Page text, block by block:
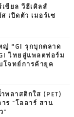
ชียล วีฮีเคิลส์
เปิดตัว เมอร์เซ
“GI รุกบุกตลาด
ไทยสู่แพลตฟอร์ม
โจทย์การค้ายุค
พลาสติกใส (PET)
ร "โออาร์ สาน
"